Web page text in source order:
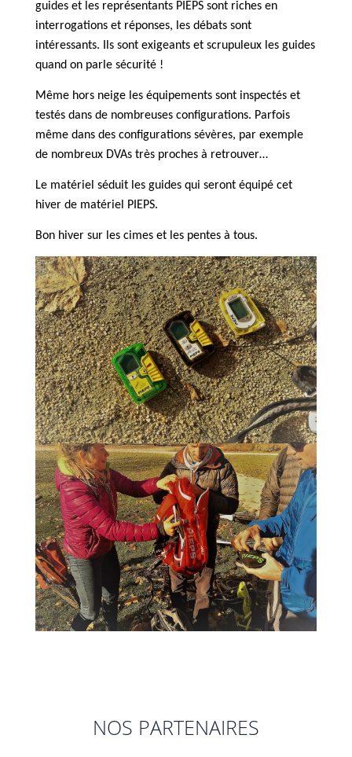
guides et les représentants PIEPS sont riches en
interrogations et réponses, les débats sont
intéressants. Ils sont exigeants et scrupuleux les guides
quand on parle sécurité !
Même hors neige les équipements sont inspectés et
testés dans de nombreuses configurations. Parfois
même dans des configurations sévères, par exemple
de nombreux DVAs très proches à retrouver…
Le matériel séduit les guides qui seront équipé cet
hiver de matériel PIEPS.
Bon hiver sur les cimes et les pentes à tous.
NOS PARTENAIRES